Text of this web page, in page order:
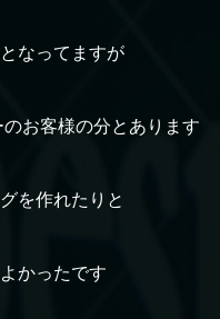
なってますが
お客様の分とあります
を作れたりと
かったです